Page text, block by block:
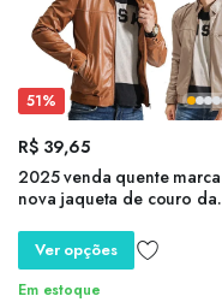
51%
R$39,65
2025 venda quente marca
nova jaqueta de couro da
jaqueta de couro exterior
roupas para masculino
vestuário homem jaquetas
Ver opções
Em estoque